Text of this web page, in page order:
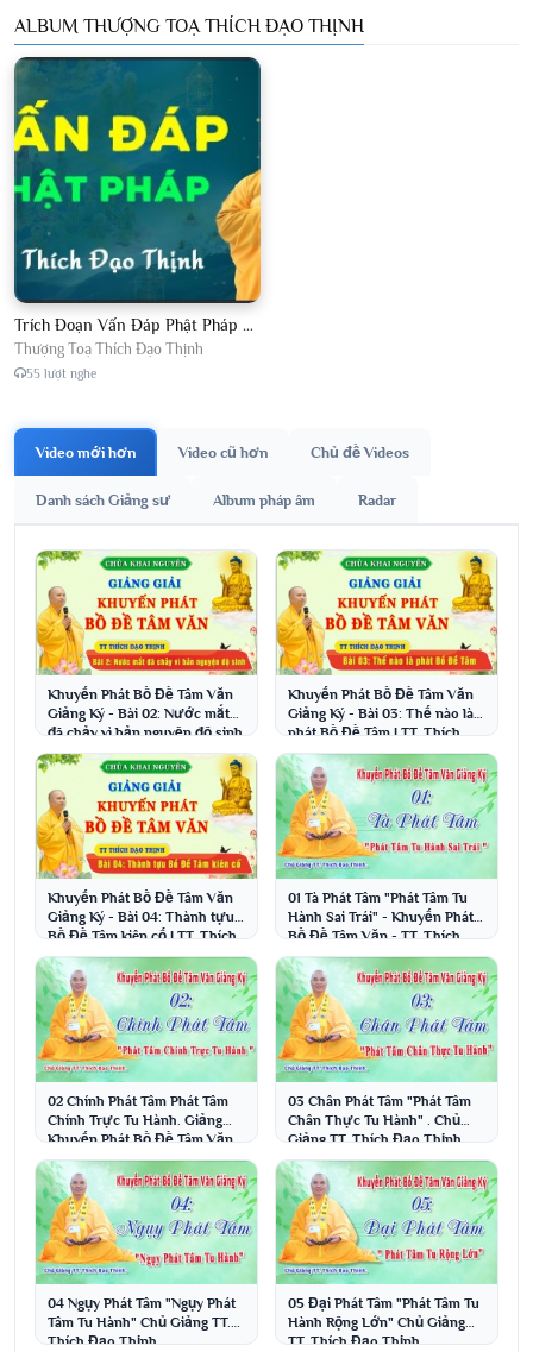
ALBUM THƯỢNG TOẠ THÍCH ĐẠO THỊNH
Trích Đoạn Vấn Đáp Phật Pháp 2026
Thượng Toạ Thích Đạo Thịnh
55 lượt nghe
Video mới hơn Video cũ hơn Chủ đề Videos
Danh sách Giảng sư Album pháp âm Radar
Khuyến Phát Bồ Đề Tâm Văn
Giảng Ký - Bài 02: Nước mắt
đã chảy vì bản nguyện độ sinh
Khuyến Phát Bồ Đề Tâm Văn
Giảng Ký - Bài 03: Thế nào là
phát Bồ Đề Tâm | TT. Thích
Đạo Thịnh
Khuyến Phát Bồ Đề Tâm Văn
Giảng Ký - Bài 04: Thành tựu
Bồ Đề Tâm kiên cố | TT. Thích
Đạo Thịnh
01 Tà Phát Tâm "Phát Tâm Tu
Hành Sai Trái" - Khuyến Phát
Bồ Đề Tâm Văn - TT. Thích
Đạo Thịnh
02 Chính Phát Tâm Phát Tâm
Chính Trực Tu Hành. Giảng
Khuyến Phát Bồ Đề Tâm Văn
TT. Thích Đạo Thịnh
03 Chân Phát Tâm "Phát Tâm
Chân Thực Tu Hành" . Chủ
Giảng TT. Thích Đạo Thịnh
04 Ngụy Phát Tâm "Ngụy Phát
Tâm Tu Hành" Chủ Giảng TT.
Thích Đạo Thịnh
05 Đại Phát Tâm "Phát Tâm Tu
Hành Rộng Lớn" Chủ Giảng
TT. Thích Đạo Thịnh